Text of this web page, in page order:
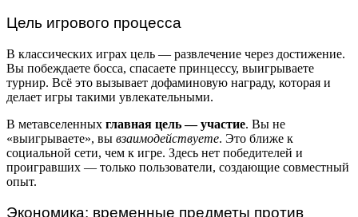
Цель игрового процесса
В классических играх цель — развлечение через достижение.
Вы побеждаете босса, спасаете принцессу, выигрываете
турнир. Всё это вызывает дофаминовую награду, которая и
делает игры такими увлекательными.
В метавселенных главная цель — участие. Вы не
«выигрываете», вы взаимодействуете. Это ближе к
социальной сети, чем к игре. Здесь нет победителей и
проигравших — только пользователи, создающие совместный
опыт.
Экономика: временные предметы против